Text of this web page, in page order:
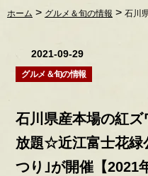
ホーム > グルメ＆旬の情報 > 石川
2021-09-29
グルメ＆旬の情報
石川県産本場の紅
放題☆近江富士花緑
つり｣が開催【2021